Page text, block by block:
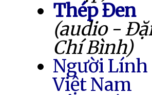
Thép Đen
(audio -
Chí Bình)
Người Lính
Việt Nam